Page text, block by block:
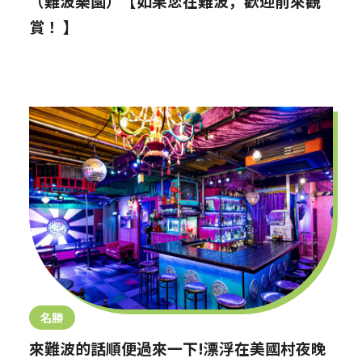
賞！ 】
名勝
來難波的話順便過來一下!漂浮在美國村夜晚